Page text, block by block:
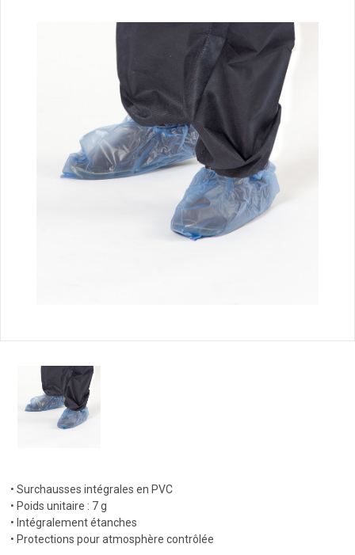
• Surchausses intégrales en PVC
• Poids unitaire : 7 g
• Intégralement étanches
• Protections pour atmosphère contrôlée